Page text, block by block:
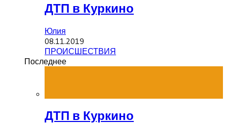
ДТП в Куркино
Юлия
08.11.2019
ПРОИСШЕСТВИЯ
Последнее
ДТП в Куркино